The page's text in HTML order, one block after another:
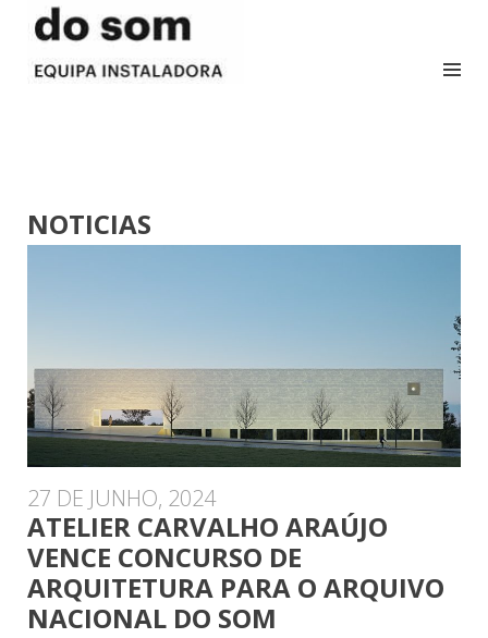
NOTICIAS
27 DE JUNHO, 2024
ATELIER CARVALHO ARAÚJO
VENCE CONCURSO DE
ARQUITETURA PARA O ARQUIVO
NACIONAL DO SOM